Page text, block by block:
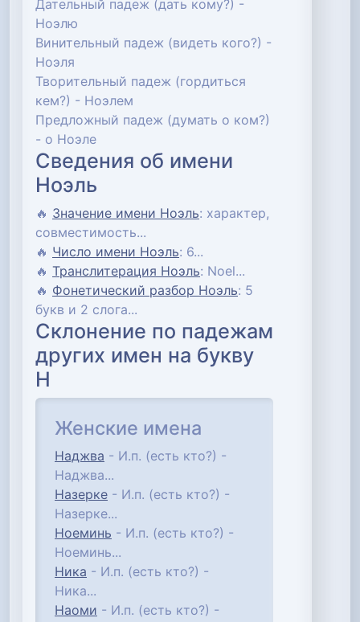
Дательный падеж (дать кому?) -
Ноэлю
Винительный падеж (видеть кого?) -
Ноэля
Творительный падеж (гордиться
кем?) - Ноэлем
Предложный падеж (думать о ком?)
- о Ноэле
Сведения об имени
Ноэль
🔥 Значение имени Ноэль: характер,
совместимость...
🔥 Число имени Ноэль: 6...
🔥 Транслитерация Ноэль: Noel...
🔥 Фонетический разбор Ноэль: 5
букв и 2 слога...
Склонение по падежам
других имен на букву
Н
Женские имена
Наджва - И.п. (есть кто?) -
Наджва...
Назерке - И.п. (есть кто?) -
Назерке...
Ноеминь - И.п. (есть кто?) -
Ноеминь...
Ника - И.п. (есть кто?) -
Ника...
Наоми - И.п. (есть кто?) -